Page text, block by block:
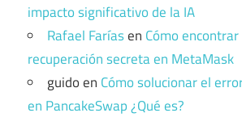
impacto significativo de la IA
Rafael Faríasen Cómo
recuperación secreta en MetaMask
guidoen Cómo solucionar el
en PancakeSwap ¿Qué es?